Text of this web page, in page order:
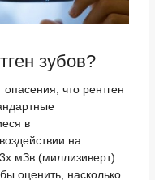
зубов?
что рентген
в
на
мЗв (миллизиверт)
оценить, насколько